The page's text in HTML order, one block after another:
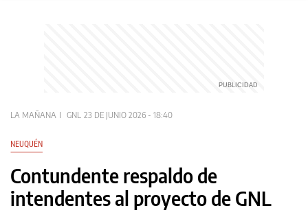
LA MAÑANA GNL 23 DE JUNIO 2026 - 18:40
NEUQUÉN
Contundente respaldo de
intendentes al proyecto de GNL